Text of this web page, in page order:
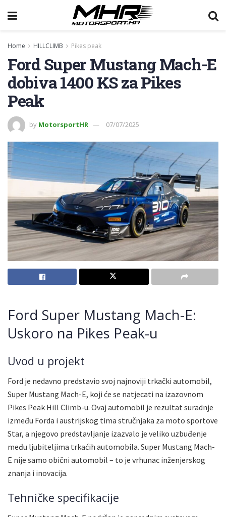
Home HILLCLIMB Pikes peak
Ford Super Mustang Mach-E
dobiva 1400 KS za Pikes
Peak
by MotorsportHR 07/07/2025
Ford Super Mustang Mach-E:
Uskoro na Pikes Peak-u
Uvod u projekt
Ford je nedavno predstavio svoj najnoviji trkački automobil,
Super Mustang Mach-E, koji će se natjecati na izazovnom
Pikes Peak Hill Climb-u. Ovaj automobil je rezultat suradnje
između Forda i austrijskog tima stručnjaka za moto sportove
Star, a njegovo predstavljanje izazvalo je veliko uzbuđenje
među ljubiteljima trkaćih automobila. Super Mustang Mach-
E nije samo obični automobil – to je vrhunac inženjerskog
znanja i inovacija.
Tehničke specifikacije